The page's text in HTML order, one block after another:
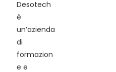
Desotech
è
un’azienda
di
formazion
e e